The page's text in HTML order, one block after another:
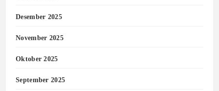
Desember 2025
November 2025
Oktober 2025
September 2025